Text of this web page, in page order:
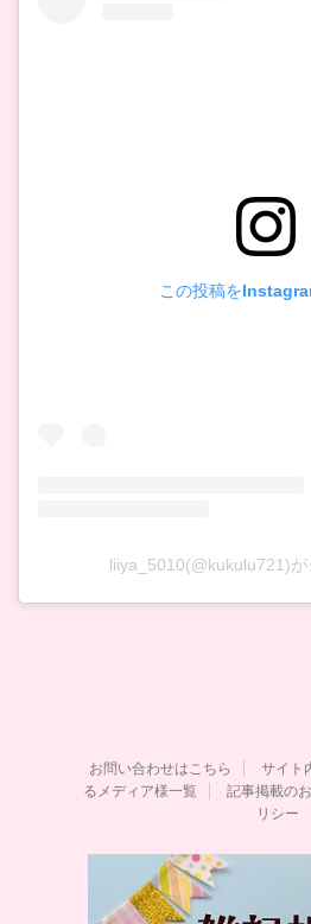
この投稿を
liiya_5010(@kukulu721)
お問い合わせはこちら サイト
るメディア様一覧
記事掲載の
リシー